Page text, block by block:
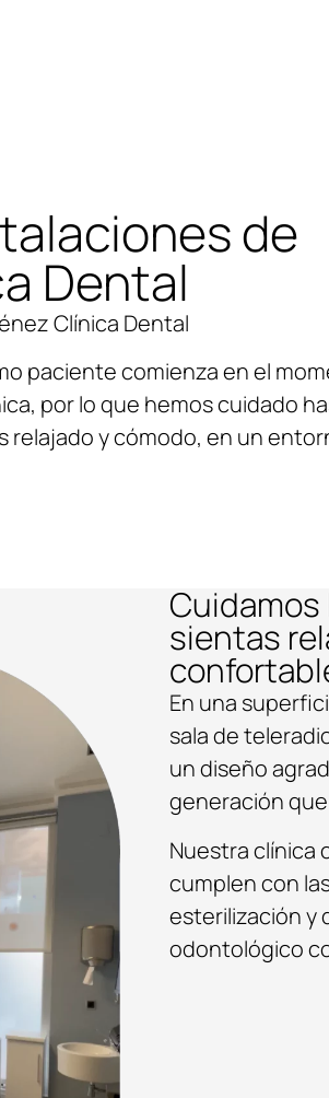
de
Dental
Clínica Dental
paciente comienza en el
por lo que hemos cuidado
relajado y cómodo, en un
sientas
En una
sala de
un diseño
generación
Nuestra clínica
cumplen con
esterilización y
odontológico